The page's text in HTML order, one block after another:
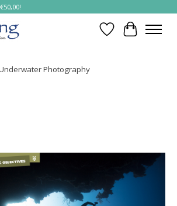
Verlanglijst
Photography